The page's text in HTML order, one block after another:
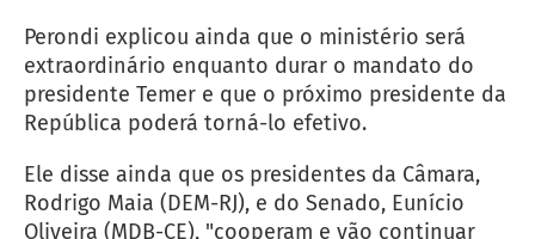
Perondi explicou ainda que o ministério será
extraordinário enquanto durar o mandato do
presidente Temer e que o próximo presidente da
República poderá torná-lo efetivo.
Ele disse ainda que os presidentes da Câmara,
Rodrigo Maia (DEM-RJ), e do Senado, Eunício
Oliveira (MDB-CE), "cooperam e vão continuar